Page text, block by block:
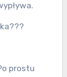
prostu